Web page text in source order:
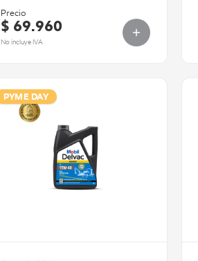
Precio
$ 69.960
No incluye IVA
PYME DAY